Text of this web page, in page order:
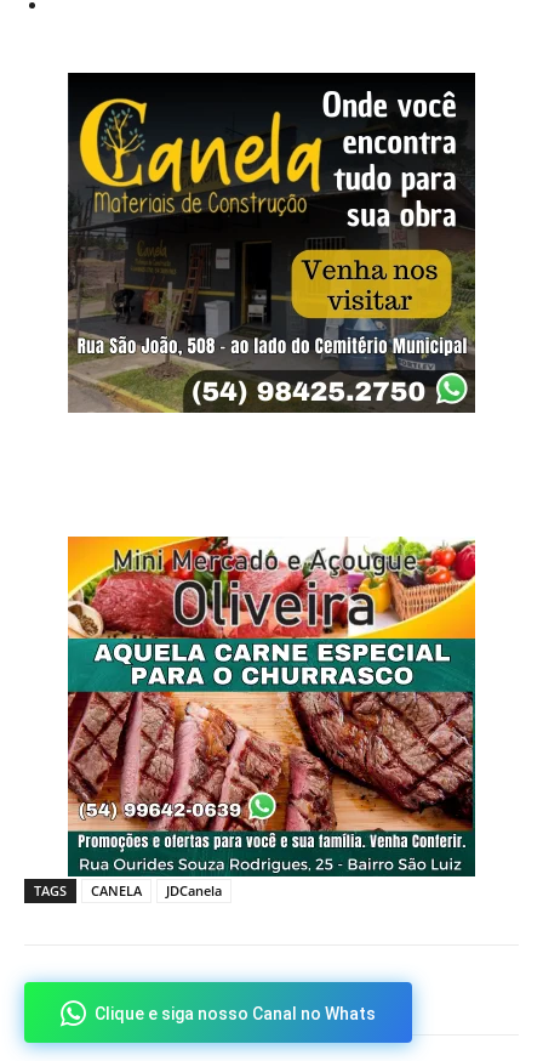
TAGS CANELA JDCanela
Clique e siga nosso Canal no Whats